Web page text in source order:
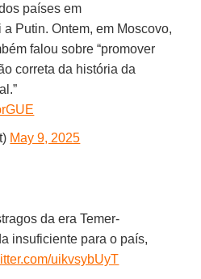
países em
Putin. Ontem, em Moscovo,
falou sobre “promover
correta da história da
May 9, 2025
da era Temer-
insuficiente para o país,
uikvsybUyT